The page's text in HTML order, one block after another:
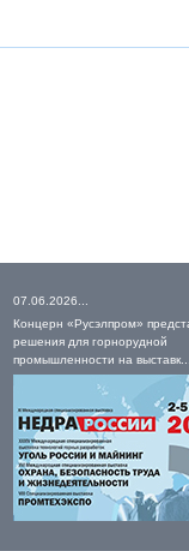
07.06.2026...
Концерн «Русэлпром»
решения для горнорудной
промышленности на